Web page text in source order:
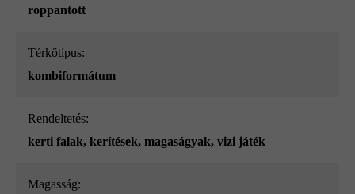
roppantott
Térkőtípus:
kombiformátum
Rendeltetés:
kerti falak, kerítések, magaságyak, vizi játék
Magasság: